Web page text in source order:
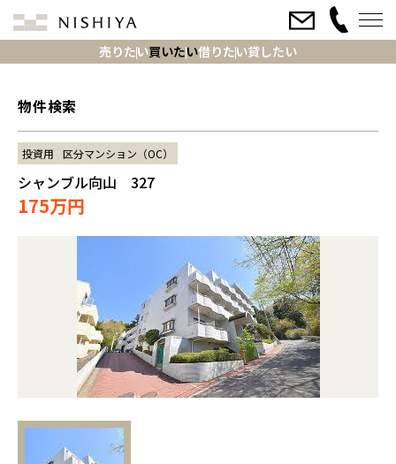
売りたい買いたい借りたい貸したい
物件検索
投資用 区分マンション（OC）
シャンブル向山 327
175万円